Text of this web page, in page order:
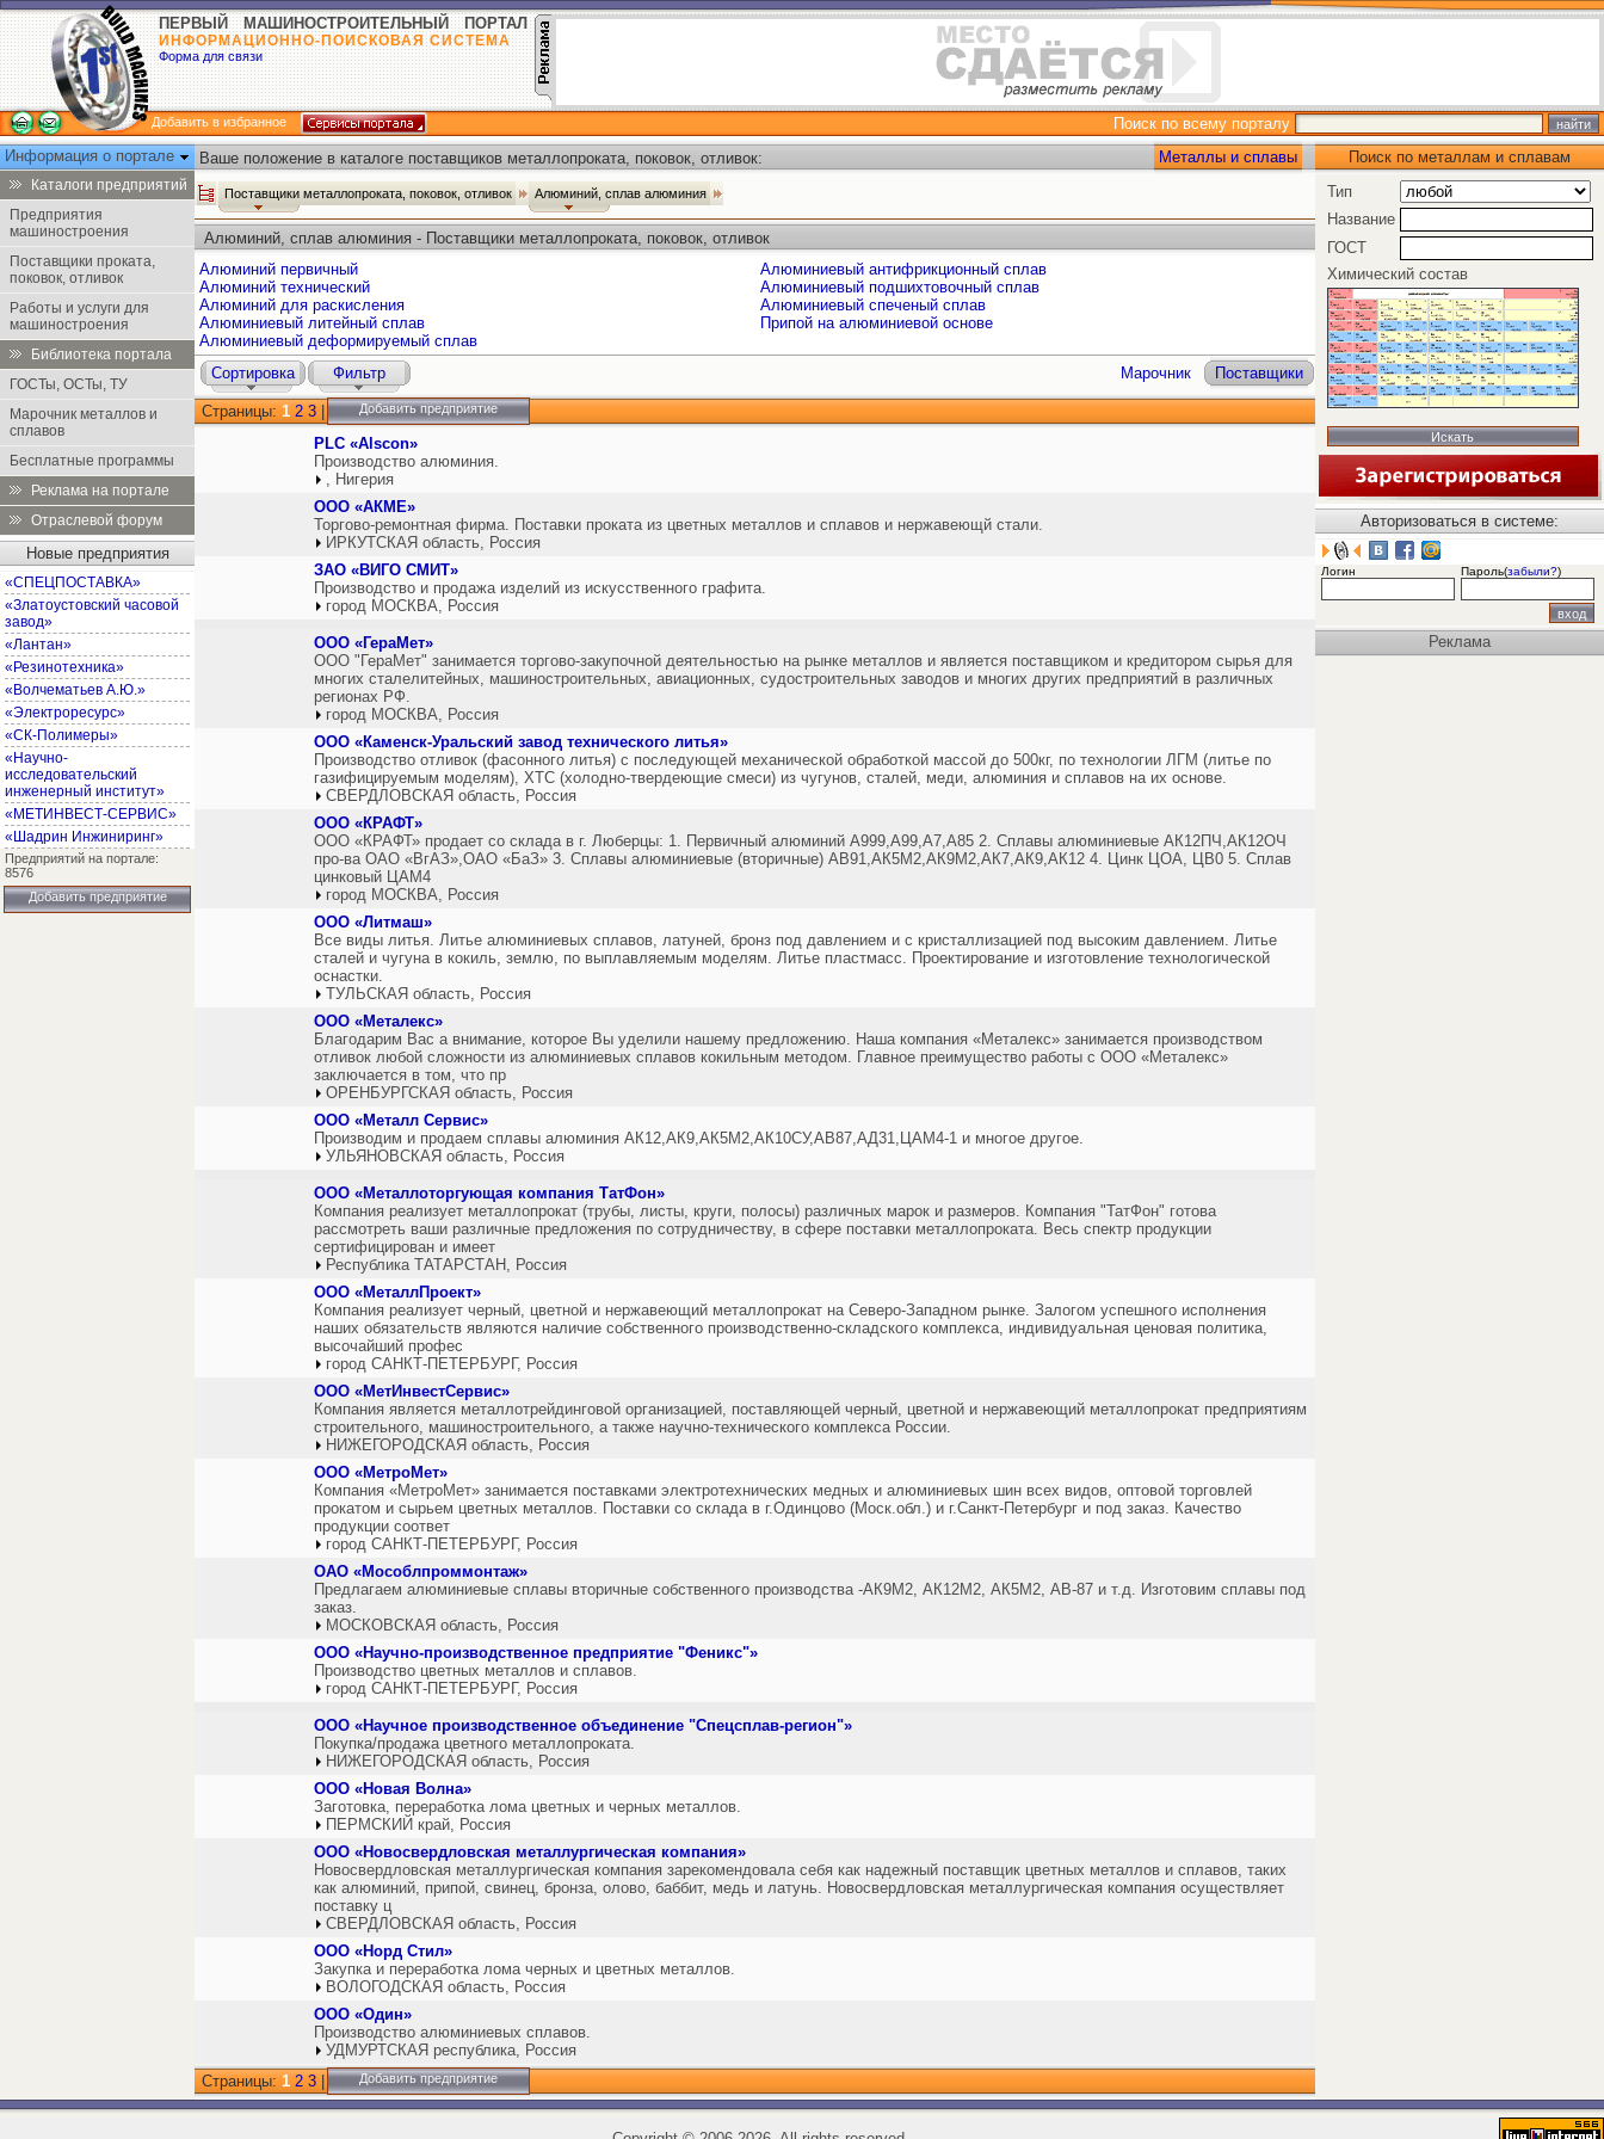
ПЕРВЫЙ МАШИНОСТРОИТЕЛЬНЫЙ ПОРТАЛ
ИНФОРМАЦИОННО-ПОИСКОВАЯ СИСТЕМА
Форма для связи
Добавить в избранное
Поиск по всему порталу
Информация о портале
Каталоги предприятий
Предприятия
машиностроения
Поставщики проката,
поковок, отливок
Работы и услуги для
машиностроения
Библиотека портала
ГОСТы, ОСТы, ТУ
Марочник металлов и
сплавов
Бесплатные программы
Реклама на портале
Отраслевой форум
Новые предприятия
«СПЕЦПОСТАВКА»
«Златоустовский часовой
завод»
«Лантан»
«Резинотехника»
«Волчематьев А.Ю.»
«Электроресурс»
«СК-Полимеры»
«Научно-
исследовательский
инженерный институт»
«МЕТИНВЕСТ-СЕРВИС»
«Шадрин Инжиниринг»
Предприятий на портале:
8576
Добавить предприятие
Ваше положение в каталоге поставщиков металлопроката, поковок, отливок: Металлы и сплавы
Поставщики металлопроката, поковок, отливок Алюминий, сплав алюминия
Алюминий, сплав алюминия - Поставщики металлопроката, поковок, отливок
Алюминий первичный
Алюминий технический
Алюминий для раскисления
Алюминиевый литейный сплав
Алюминиевый деформируемый сплав
Алюминиевый антифрикционный сплав
Алюминиевый подшихтовочный сплав
Алюминиевый спеченый сплав
Припой на алюминиевой основе
Сортировка Фильтр Марочник Поставщики
Страницы: 1 2 3 Добавить предприятие
PLC «Alscon»
Производство алюминия.
, Нигерия
ООО «АКМЕ»
Торгово-ремонтная фирма. Поставки проката из цветных металлов и сплавов и нержавеющй стали.
ИРКУТСКАЯ область, Россия
ЗАО «ВИГО СМИТ»
Производство и продажа изделий из искусственного графита.
город МОСКВА, Россия
ООО «ГераМет»
ООО "ГераМет" занимается торгово-закупочной деятельностью на рынке металлов и является поставщиком и кредитором сырья для
многих сталелитейных, машиностроительных, авиационных, судостроительных заводов и многих других предприятий в различных
регионах РФ.
город МОСКВА, Россия
ООО «Каменск-Уральский завод технического литья»
Производство отливок (фасонного литья) с последующей механической обработкой массой до 500кг, по технологии ЛГМ (литье по
газифицируемым моделям), ХТС (холодно-твердеющие смеси) из чугунов, сталей, меди, алюминия и сплавов на их основе.
СВЕРДЛОВСКАЯ область, Россия
ООО «КРАФТ»
ООО «КРАФТ» продает со склада в г. Люберцы: 1. Первичный алюминий А999,А99,А7,А85 2. Сплавы алюминиевые АК12ПЧ,АК12ОЧ
про-ва ОАО «ВгАЗ»,ОАО «БаЗ» 3. Сплавы алюминиевые (вторичные) АВ91,АК5М2,АК9М2,АК7,АК9,АК12 4. Цинк ЦОА, ЦВ0 5. Сплав
цинковый ЦАМ4
город МОСКВА, Россия
ООО «Литмаш»
Все виды литья. Литье алюминиевых сплавов, латуней, бронз под давлением и с кристаллизацией под высоким давлением. Литье
сталей и чугуна в кокиль, землю, по выплавляемым моделям. Литье пластмасс. Проектирование и изготовление технологической
оснастки.
ТУЛЬСКАЯ область, Россия
ООО «Металекс»
Благодарим Вас а внимание, которое Вы уделили нашему предложению. Наша компания «Металекс» занимается производством
отливок любой сложности из алюминиевых сплавов кокильным методом. Главное преимущество работы с ООО «Металекс»
заключается в том, что пр
ОРЕНБУРГСКАЯ область, Россия
ООО «Металл Сервис»
Производим и продаем сплавы алюминия АК12,АК9,АК5М2,АК10СУ,АВ87,АД31,ЦАМ4-1 и многое другое.
УЛЬЯНОВСКАЯ область, Россия
ООО «Металлоторгующая компания ТатФон»
Компания реализует металлопрокат (трубы, листы, круги, полосы) различных марок и размеров. Компания "ТатФон" готова
рассмотреть ваши различные предложения по сотрудничеству, в сфере поставки металлопроката. Весь спектр продукции
сертифицирован и имеет
Республика ТАТАРСТАН, Россия
ООО «МеталлПроект»
Компания реализует черный, цветной и нержавеющий металлопрокат на Северо-Западном рынке. Залогом успешного исполнения
наших обязательств являются наличие собственного производственно-складского комплекса, индивидуальная ценовая политика,
высочайший профес
город САНКТ-ПЕТЕРБУРГ, Россия
ООО «МетИнвестСервис»
Компания является металлотрейдинговой организацией, поставляющей черный, цветной и нержавеющий металлопрокат предприятиям
строительного, машиностроительного, а также научно-технического комплекса России.
НИЖЕГОРОДСКАЯ область, Россия
ООО «МетроМет»
Компания «МетроМет» занимается поставками электротехнических медных и алюминиевых шин всех видов, оптовой торговлей
прокатом и сырьем цветных металлов. Поставки со склада в г.Одинцово (Моск.обл.) и г.Санкт-Петербург и под заказ. Качество
продукции соответ
город САНКТ-ПЕТЕРБУРГ, Россия
ОАО «Мособлпроммонтаж»
Предлагаем алюминиевые сплавы вторичные собственного производства -АК9М2, АК12М2, АК5М2, АВ-87 и т.д. Изготовим сплавы под
заказ.
МОСКОВСКАЯ область, Россия
ООО «Научно-производственное предприятие "Феникс"»
Производство цветных металлов и сплавов.
город САНКТ-ПЕТЕРБУРГ, Россия
ООО «Научное производственное объединение "Спецсплав-регион"»
Покупка/продажа цветного металлопроката.
НИЖЕГОРОДСКАЯ область, Россия
ООО «Новая Волна»
Заготовка, переработка лома цветных и черных металлов.
ПЕРМСКИЙ край, Россия
ООО «Новосвердловская металлургическая компания»
Новосвердловская металлургическая компания зарекомендовала себя как надежный поставщик цветных металлов и сплавов, таких
как алюминий, припой, свинец, бронза, олово, баббит, медь и латунь. Новосвердловская металлургическая компания осуществляет
поставку ц
СВЕРДЛОВСКАЯ область, Россия
ООО «Норд Стил»
Закупка и переработка лома черных и цветных металлов.
ВОЛОГОДСКАЯ область, Россия
ООО «Один»
Производство алюминиевых сплавов.
УДМУРТСКАЯ республика, Россия
Страницы: 1 2 3 Добавить предприятие
Поиск по металлам и сплавам
Тип
Название
ГОСТ
Химический состав
Авторизоваться в системе:
Логин Пароль(забыли?)
Реклама